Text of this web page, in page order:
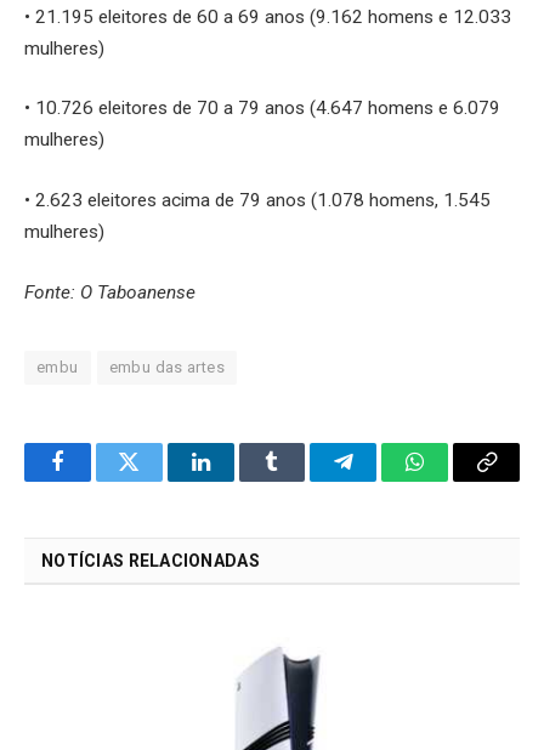
• 21.195 eleitores de 60 a 69 anos (9.162 homens e 12.033
mulheres)
• 10.726 eleitores de 70 a 79 anos (4.647 homens e 6.079
mulheres)
• 2.623 eleitores acima de 79 anos (1.078 homens, 1.545
mulheres)
Fonte: O Taboanense
embu embu das artes
FacebookTwitter LinkedInTumblr TelegramWhatsApp
Copy
NOTÍCIAS RELACIONADAS